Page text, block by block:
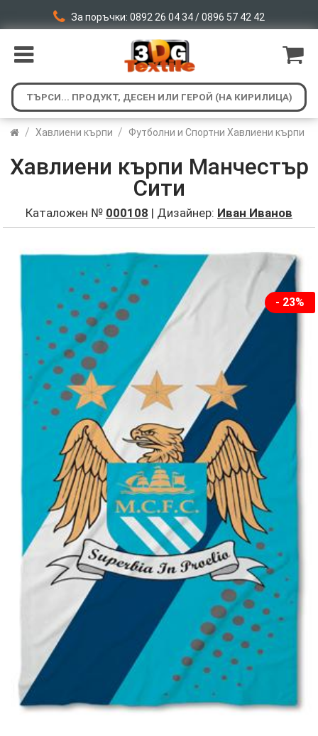
За поръчки: 0892 26 04 34 / 0896 57 42 42
/ Хавлиени кърпи / Футболни и Спортни Хавлиени кърпи
Хавлиени кърпи Манчестър
Сити
Каталожен № 000108 | Дизайнер: Иван Иванов
- 23%